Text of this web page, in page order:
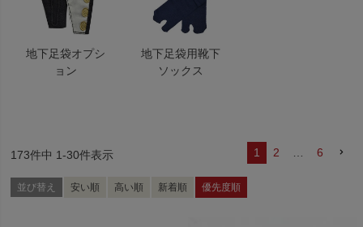
地下足袋オプシ
ョン
地下足袋用靴下
ソックス
並び替え 安い順 高い順 新着順 優先度順
173件中 1-30件表示 1 2 6